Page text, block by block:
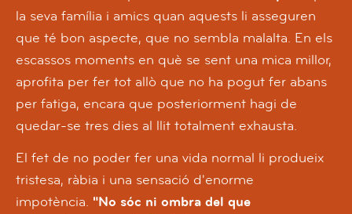
la seva família i amics quan aquests li asseguren
que té bon aspecte, que no sembla malalta. En els
escassos moments en què se sent una mica millor,
aprofita per fer tot allò que no ha pogut fer abans
per fatiga, encara que posteriorment hagi de
quedar-se tres dies al llit totalment exhausta.
El fet de no poder fer una vida normal li produeix
tristesa, ràbia i una sensació d'enorme
impotència. "No sóc ni ombra del que